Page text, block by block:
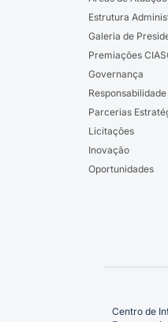
Estrutura
Galeria de
Premiações
Governança
Parcerias
Licitações
Inovação
Oportunidades
Centro de